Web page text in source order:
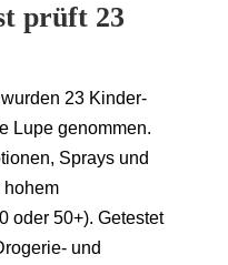
prüft 23
23 Kinder-
Lupe genommen.
Sprays und
hohem
oder 50+). Getestet
und